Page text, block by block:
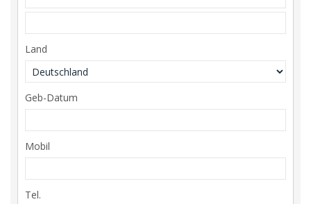
Land
Geb-Datum
Mobil
Tel.